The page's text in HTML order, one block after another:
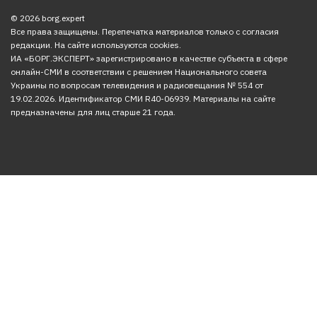
© 2026 borg.expert
Все права защищены. Перепечатка материалов только с согласия
редакции. На сайте используются cookies.
ИА «БОРГ.ЭКСПЕРТ» зарегистрировано в качестве субъекта в сфере
онлайн-СМИ в соответствии с решением Национального совета
Украины по вопросам телевидения и радиовещания № 554 от
19.02.2026. Идентификатор СМИ R40-06939. Материалы на сайте
предназначены для лиц старше 21 года.